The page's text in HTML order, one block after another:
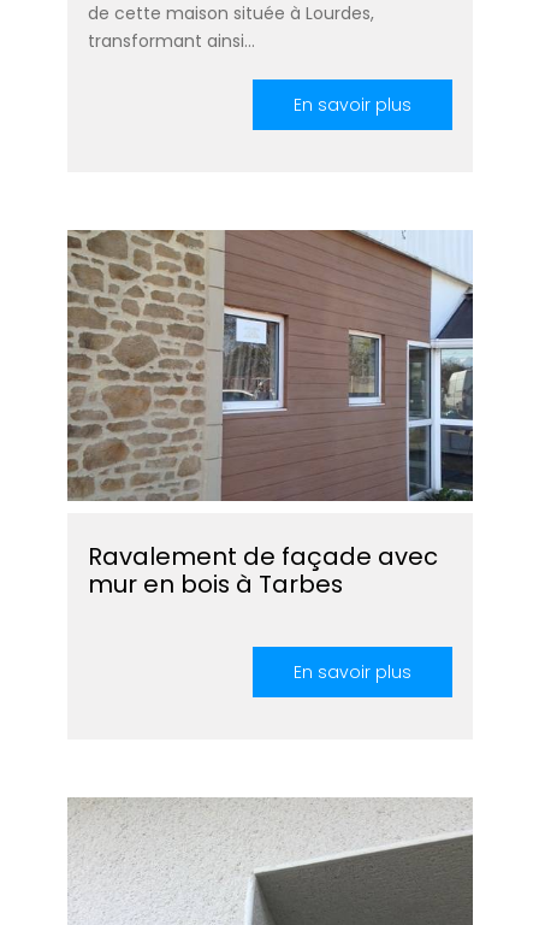
de cette maison située à Lourdes,
transformant ainsi…
En savoir plus
Ravalement de façade avec
mur en bois à Tarbes
En savoir plus